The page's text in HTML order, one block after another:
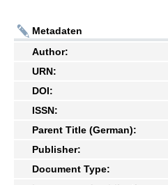
Metadaten
Author:
URN:
DOI:
ISSN:
Parent Title (German):
Publisher:
Document Type: